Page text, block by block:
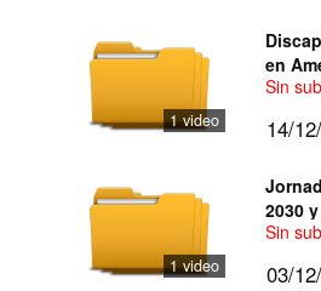
1 video
en
Sin
14/
1 video
2030
Sin
03/